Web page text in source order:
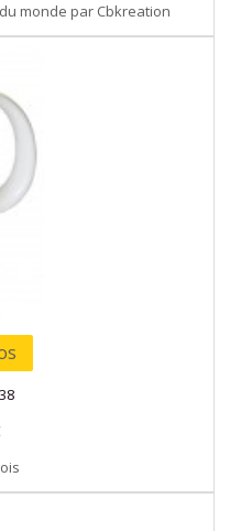
monde par Cbkreation